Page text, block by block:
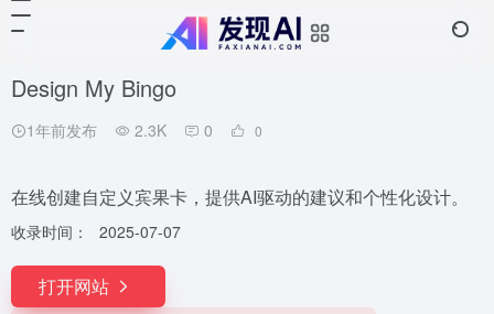
Design My Bingo
1年前发布 2.3K 0 0
在线创建自定义宾果卡，提供AI驱动的建议和个性化设计。
收录时间： 2025-07-07
打开网站